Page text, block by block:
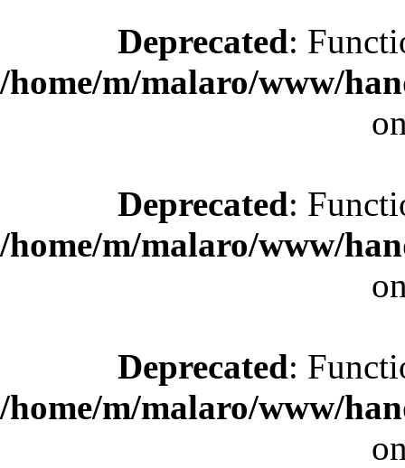
Deprecated:
/home/m/malaro/www/
Deprecated:
/home/m/malaro/www/
Deprecated:
/home/m/malaro/www/